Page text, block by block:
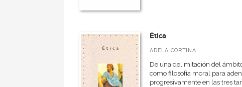
Ética
ADELA CORTINA
De una delimitación del
como filosofía moral para
progresivamente en las tres